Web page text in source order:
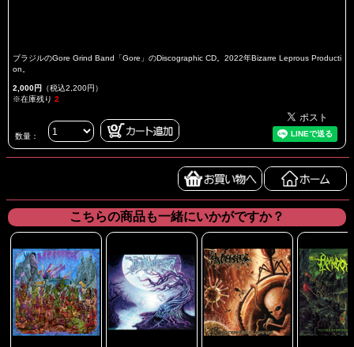
ブラジルのGore Grind Band「Gore」のDiscographic CD。2022年Bizarre Leprous Producti
on。
2,000円 （税込2,200円）
※在庫残り 2
数量：
こちらの商品も一緒にいかがですか？